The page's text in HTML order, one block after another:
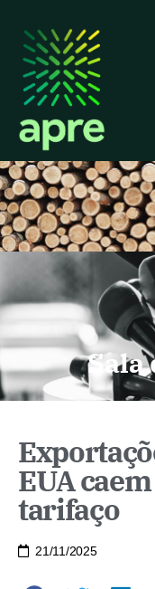
Sala
EUA
tarifaço
21/11/2025